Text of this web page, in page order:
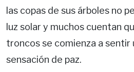
las copas de sus árboles no
luz solar y muchos cuentan
troncos se comienza a
sensación de paz.